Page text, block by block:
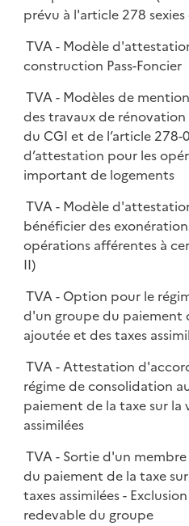
prévu à l'article 278
TVA - Modèle
construction Pass-Foncier
TVA - Modèles de
des travaux de rénovation
du CGI et de l’article 278-
d’attestation pour les
important de logements
TVA - Modèle
bénéficier des
opérations afférentes à
II)
TVA - Option pour le
d'un groupe du paiement
ajoutée et des taxes
TVA - Attestation
régime de consolidation
paiement de la taxe sur la
assimilées
TVA - Sortie d'un
du paiement de la taxe
taxes assimilées -
redevable du groupe